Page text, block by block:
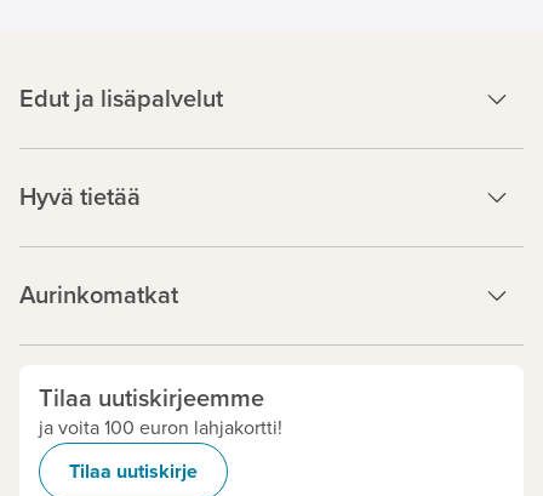
Edut ja lisäpalvelut
Hyvä tietää
Aurinkomatkat
Tilaa uutiskirjeemme
ja voita 100 euron lahjakortti!
Tilaa uutiskirje